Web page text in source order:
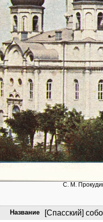
С. М.
Название [Спасский]